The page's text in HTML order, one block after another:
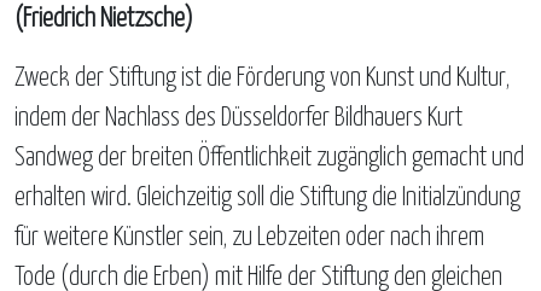
(Friedrich Nietzsche)
Zweck der Stiftung ist die Förderung von Kunst und Kultur,
indem der Nachlass des Düsseldorfer Bildhauers Kurt
Sandweg der breiten Öffentlichkeit zugänglich gemacht und
erhalten wird. Gleichzeitig soll die Stiftung die Initialzündung
für weitere Künstler sein, zu Lebzeiten oder nach ihrem
Tode (durch die Erben) mit Hilfe der Stiftung den gleichen